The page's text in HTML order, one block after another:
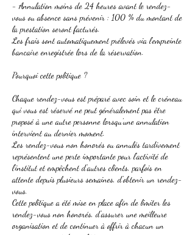
- Annulation moins de 24 heures avant le rendez-
vous ou absence sans prévenir : 100 % du montant de
la prestation seront facturés.
Les frais sont automatiquement prélevés via l'empreinte
bancaire enregistrée lors de la réservation.
Pourquoi cette politique ?
Chaque rendez-vous est préparé avec soin et le créneau
qui vous est réservé ne peut généralement pas être
proposé à une autre personne lorsqu'une annulation
intervient au dernier moment.
Les rendez-vous non honorés ou annulés tardivement
représentent une perte importante pour l'activité de
l'institut et empêchent d'autres clients, parfois en
attente depuis plusieurs semaines, d'obtenir un rendez-
vous.
Cette politique a été mise en place afin de limiter les
rendez-vous non honorés, d'assurer une meilleure
organisation et de continuer à offrir à chacun un